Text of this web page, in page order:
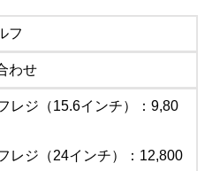
フ
わせ
レジ（15.6インチ）：9,80
レジ（24インチ）：12,800